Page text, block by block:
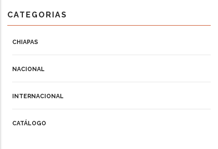
CATEGORIAS
CHIAPAS
NACIONAL
INTERNACIONAL
CATÁLOGO